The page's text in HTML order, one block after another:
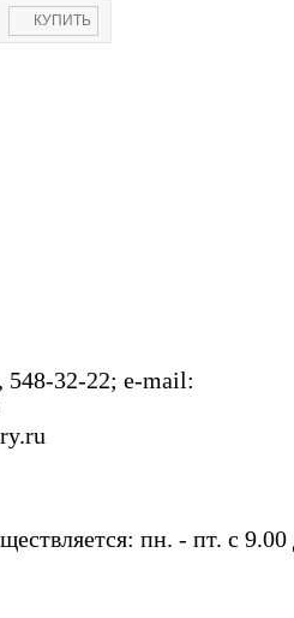
548-32-22; e-mail:
пн. - пт. с 9.00